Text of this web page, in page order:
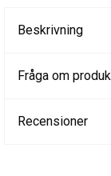
Beskrivning
Fråga om
Recensioner